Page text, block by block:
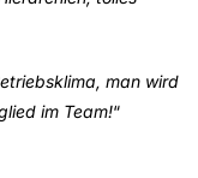
man wird
im Team!“